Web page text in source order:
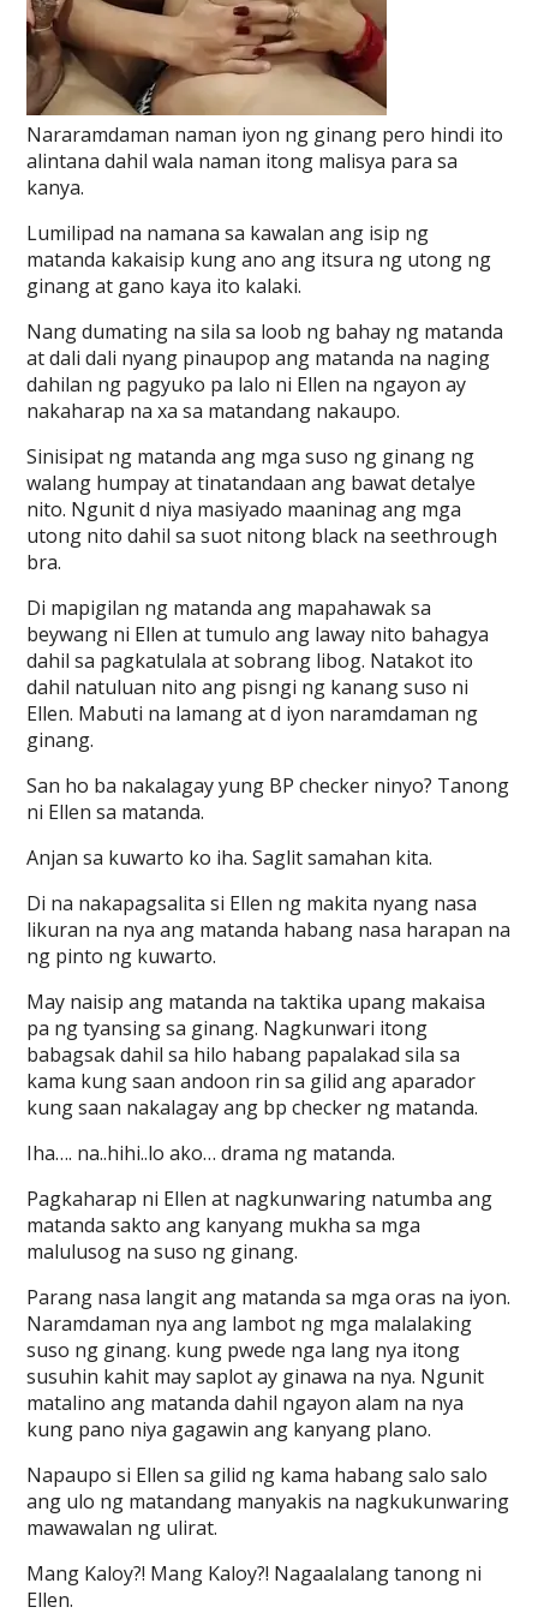
Nararamdaman naman iyon ng ginang pero hindi ito
alintana dahil wala naman itong malisya para sa
kanya.
Lumilipad na namana sa kawalan ang isip ng
matanda kakaisip kung ano ang itsura ng utong ng
ginang at gano kaya ito kalaki.
Nang dumating na sila sa loob ng bahay ng matanda
at dali dali nyang pinaupop ang matanda na naging
dahilan ng pagyuko pa lalo ni Ellen na ngayon ay
nakaharap na xa sa matandang nakaupo.
Sinisipat ng matanda ang mga suso ng ginang ng
walang humpay at tinatandaan ang bawat detalye
nito. Ngunit d niya masiyado maaninag ang mga
utong nito dahil sa suot nitong black na seethrough
bra.
Di mapigilan ng matanda ang mapahawak sa
beywang ni Ellen at tumulo ang laway nito bahagya
dahil sa pagkatulala at sobrang libog. Natakot ito
dahil natuluan nito ang pisngi ng kanang suso ni
Ellen. Mabuti na lamang at d iyon naramdaman ng
ginang.
San ho ba nakalagay yung BP checker ninyo? Tanong
ni Ellen sa matanda.
Anjan sa kuwarto ko iha. Saglit samahan kita.
Di na nakapagsalita si Ellen ng makita nyang nasa
likuran na nya ang matanda habang nasa harapan na
ng pinto ng kuwarto.
May naisip ang matanda na taktika upang makaisa
pa ng tyansing sa ginang. Nagkunwari itong
babagsak dahil sa hilo habang papalakad sila sa
kama kung saan andoon rin sa gilid ang aparador
kung saan nakalagay ang bp checker ng matanda.
Iha…. na..hihi..lo ako… drama ng matanda.
Pagkaharap ni Ellen at nagkunwaring natumba ang
matanda sakto ang kanyang mukha sa mga
malulusog na suso ng ginang.
Parang nasa langit ang matanda sa mga oras na iyon.
Naramdaman nya ang lambot ng mga malalaking
suso ng ginang. kung pwede nga lang nya itong
susuhin kahit may saplot ay ginawa na nya. Ngunit
matalino ang matanda dahil ngayon alam na nya
kung pano niya gagawin ang kanyang plano.
Napaupo si Ellen sa gilid ng kama habang salo salo
ang ulo ng matandang manyakis na nagkukunwaring
mawawalan ng ulirat.
Mang Kaloy?! Mang Kaloy?! Nagaalalang tanong ni
Ellen.